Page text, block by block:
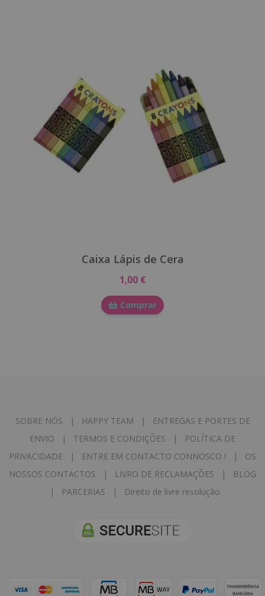
Caixa Lápis de Cera
1,00 €
Comprar
SOBRE NÓS | HAPPY TEAM |
ENTREGAS E PORTES DE
ENVIO | TERMOS E CONDIÇÕES |
POLÍTICA DE
PRIVACIDADE | ENTRE EM CONTACTO CONNOSCO ! | OS
NOSSOS CONTACTOS | LIVRO DE RECLAMAÇÕES |
BLOG
|
PARCERIAS | Direito de livre resolução